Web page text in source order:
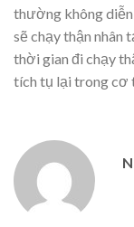
thường không
sẽ chạy thận nhân
thời gian đi chạy
tích tụ lại trong cơ